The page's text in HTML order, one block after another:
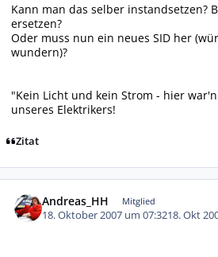
Kann man das selber instandsetzen?
ersetzen?
Oder muss nun ein neues SID her
wundern)?
"Kein Licht und kein Strom - hier
unseres Elektrikers!
Zitat
Andreas_HH Mitglied
18. Oktober 2007 um 07:3218. Okt